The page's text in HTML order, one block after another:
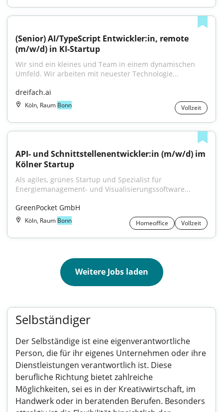
(Senior) AI/TypeScript Entwickler:in, remote
(m/w/d) in KI-Startup
Wir sind ein kleines und Team in einem dynamischen
Umfeld. Wir arbeiten mit neuester Technologie...
dreifach.ai
Köln, Raum Bonn Vollzeit
API- und Schnittstellenentwickler:in (m/w/d) im
Kölner Startup
Als agiles, grünes Startup und Spezialist für
Energiemanagement- und Visualisierungssoftware...
GreenPocket GmbH
Köln, Raum Bonn Homeoffice Vollzeit
Weitere Jobs laden
Selbständiger
Der Selbständige ist eine eigenverantwortliche
Person, die für ihr eigenes Unternehmen oder ihre
Dienstleistungen verantwortlich ist. Diese
berufliche Richtung bietet zahlreiche
Möglichkeiten, sei es in der Kreativwirtschaft, im
Handwerk oder in beratenden Berufen. Besonders